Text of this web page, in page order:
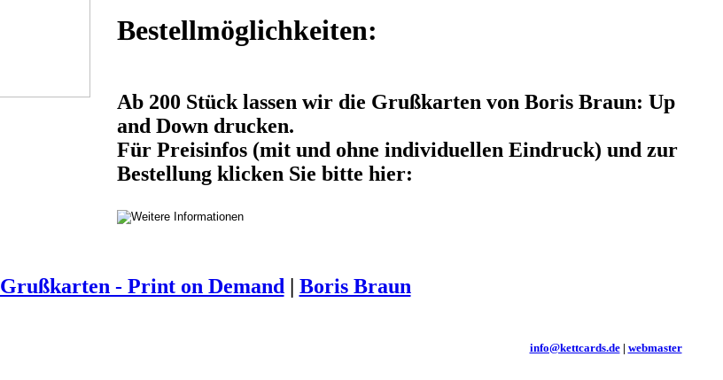
Bestellmöglichkeiten:
Ab 200 Stück lassen wir die Grußkarten von Boris Braun: Up
and Down drucken.
Für Preisinfos (mit und ohne individuellen Eindruck) und zur
Bestellung klicken Sie bitte hier:
Grußkarten - Print on Demand | Boris Braun
info@kettcards.de| webmaster